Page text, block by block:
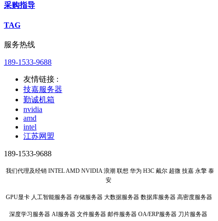
采购指导
TAG
服务热线
189-1533-9688
友情链接 :
技嘉服务器
勤诚机箱
nvidia
amd
intel
江苏网盟
189-1533-9688
我们代理及经销 INTEL AMD NVIDIA 浪潮 联想 华为 H3C 戴尔 超微 技嘉 永擎 泰
安
GPU显卡 人工智能服务器 存储服务器 大数据服务器 数据库服务器 高密度服务器
深度学习服务器 AI服务器 文件服务器 邮件服务器 OA/ERP服务器 刀片服务器